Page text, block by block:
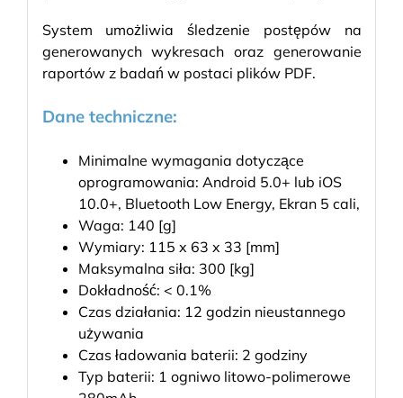
System umożliwia śledzenie postępów na
generowanych wykresach oraz generowanie
raportów z badań w postaci plików PDF.
Dane techniczne:
Minimalne wymagania dotyczące
oprogramowania: Android 5.0+ lub iOS
10.0+, Bluetooth Low Energy, Ekran 5 cali,
Waga: 140 [g]
Wymiary: 115 x 63 x 33 [mm]
Maksymalna siła: 300 [kg]
Dokładność: < 0.1%
Czas działania: 12 godzin nieustannego
używania
Czas ładowania baterii: 2 godziny
Typ baterii: 1 ogniwo litowo-polimerowe